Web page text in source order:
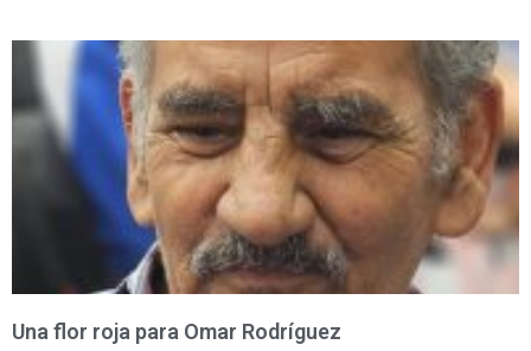
Una flor roja para Omar Rodríguez